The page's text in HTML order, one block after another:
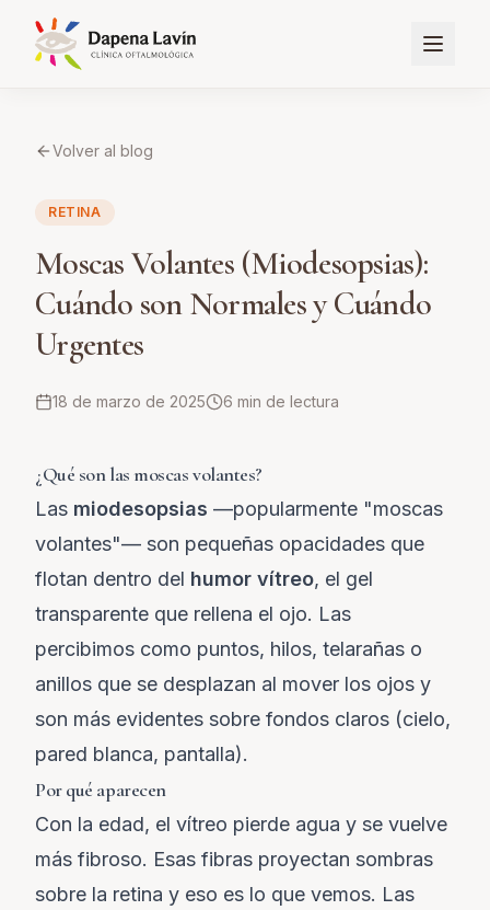
Volver al blog
RETINA
Moscas Volantes (Miodesopsias):
Cuándo son Normales y Cuándo
Urgentes
18 de marzo de 2025 6 min de lectura
¿Qué son las moscas volantes?
Las miodesopsias —popularmente "moscas
volantes"— son pequeñas opacidades que
flotan dentro del humor vítreo, el gel
transparente que rellena el ojo. Las
percibimos como puntos, hilos, telarañas o
anillos que se desplazan al mover los ojos y
son más evidentes sobre fondos claros (cielo,
pared blanca, pantalla).
Por qué aparecen
Con la edad, el vítreo pierde agua y se vuelve
más fibroso. Esas fibras proyectan sombras
sobre la retina y eso es lo que vemos. Las